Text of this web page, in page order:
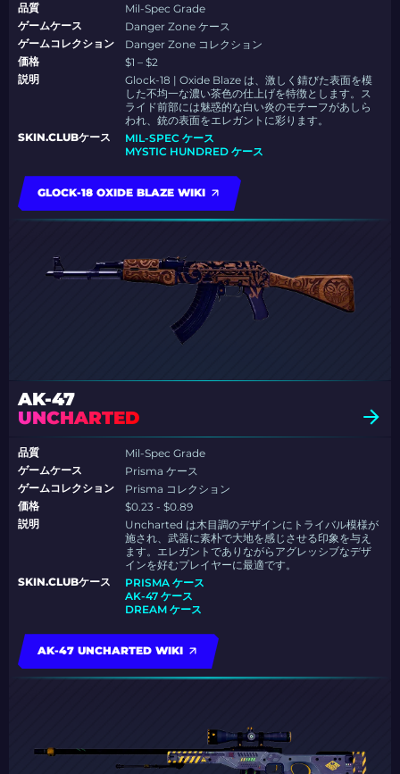
品質
Mil-Spec Grade
ゲームケース
Danger Zone ケース
ゲームコレクション
Danger Zone コレクション
価格
$1 – $2
説明
Glock-18 | Oxide Blaze は、激しく錆びた表面を模
した不均一な濃い茶色の仕上げを特徴とします。ス
ライド前部には魅惑的な白い炎のモチーフがあしら
われ、銃の表面をエレガントに彩ります。
SKIN.CLUBケース
MIL-SPEC ケース
MYSTIC HUNDRED ケース
GLOCK-18 OXIDE BLAZE WIKI
AK-47
UNCHARTED
品質
Mil-Spec Grade
ゲームケース
Prisma ケース
ゲームコレクション
Prisma コレクション
価格
$0.23 - $0.89
説明
Uncharted は木目調のデザインにトライバル模様が
施され、武器に素朴で大地を感じさせる印象を与え
ます。エレガントでありながらアグレッシブなデザ
インを好むプレイヤーに最適です。
SKIN.CLUBケース
PRISMA ケース
AK-47 ケース
DREAM ケース
AK-47 UNCHARTED WIKI